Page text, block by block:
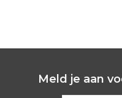
Meld je aan